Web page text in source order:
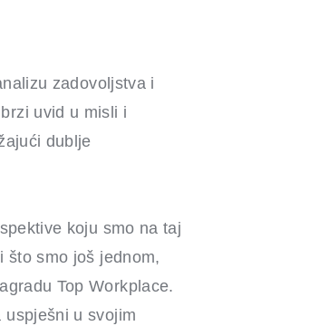
zadovoljstva i
uvid u misli i
dublje
koju smo na taj
što smo još jednom,
Top Workplace.
uspješni u svojim